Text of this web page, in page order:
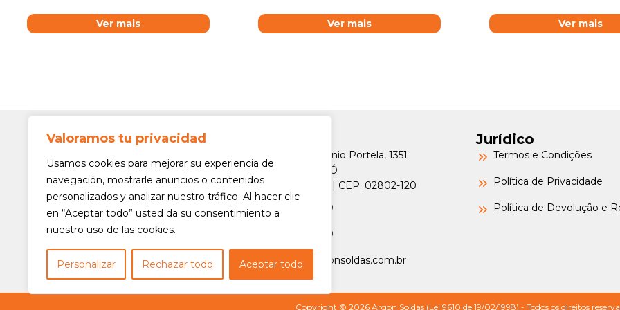
Valoramos tu privacidad
Usamos cookies para mejorar su experiencia de
navegación, mostrarle anuncios o contenidos
personalizados y analizar nuestro tráfico. Al hacer clic
en “Aceptar todo” usted da su consentimiento a
nuestro uso de las cookies.
Personalizar Rechazar todo Aceptar todo
Ver mais Ver mais Ver mais
Siga-nos!
Av. Min. Petrônio Portela, 1351
Freguesia do Ó
São Paulo/SP | CEP: 02802-120
(11) 3975-6000
(11) 3975-6000
contato@argonsoldas.com.br
Jurídico
Termos e Condições
Política de Privacidade
Política de Devolução e
Copyright © 2026 Argon Soldas (Lei 9610 de 19/02/1998) - Todos os direitos